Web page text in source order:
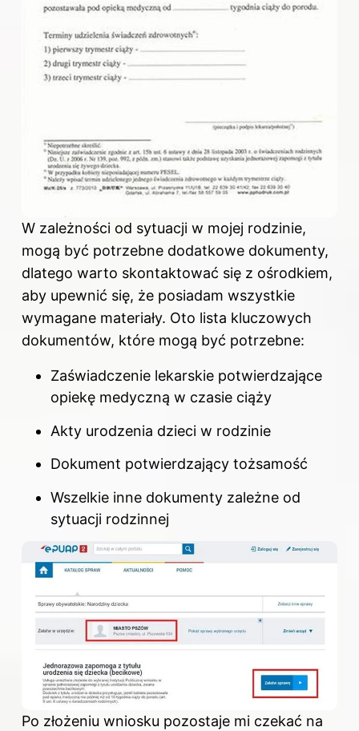
W zależności od sytuacji w mojej rodzinie,
mogą być potrzebne dodatkowe dokumenty,
dlatego warto skontaktować się z ośrodkiem,
aby upewnić się, że posiadam wszystkie
wymagane materiały. Oto lista kluczowych
dokumentów, które mogą być potrzebne:
Zaświadczenie lekarskie potwierdzające
opiekę medyczną w czasie ciąży
Akty urodzenia dzieci w rodzinie
Dokument potwierdzający tożsamość
Wszelkie inne dokumenty zależne od
sytuacji rodzinnej
Po złożeniu wniosku pozostaje mi czekać na